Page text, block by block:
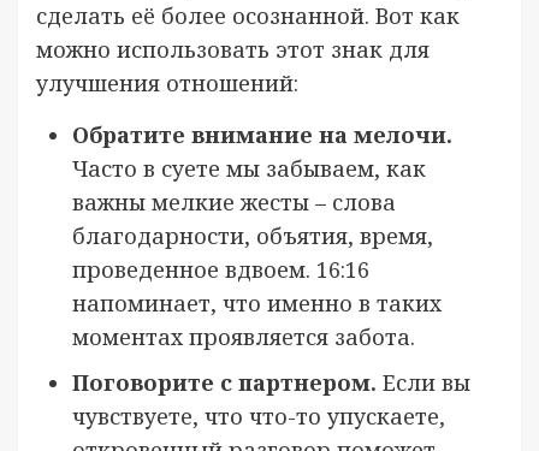
сделать её более осознанной. Вот как
можно использовать этот знак для
улучшения отношений:
Обратите внимание на мелочи.
Часто в суете мы забываем, как
важны мелкие жесты – слова
благодарности, объятия, время,
проведенное вдвоем. 16:16
напоминает, что именно в таких
моментах проявляется забота.
Поговорите с партнером. Если вы
чувствуете, что что-то упускаете,